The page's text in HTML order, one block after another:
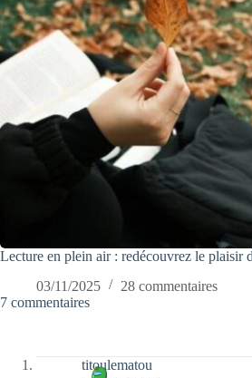
Lecture en plein air : redécouvrez le plaisir
03/11/2025
28 commentaires
7 commentaires
titoulematou